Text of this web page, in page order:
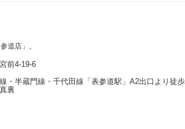
道店」。
前4-19-6
・半蔵門線・千代田線「表参道駅」A2出口より徒
裏